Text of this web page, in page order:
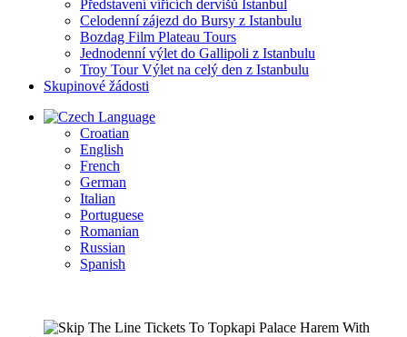
Představení vířících dervišů Istanbul
Celodenní zájezd do Bursy z Istanbulu
Bozdag Film Plateau Tours
Jednodenní výlet do Gallipoli z Istanbulu
Troy Tour Výlet na celý den z Istanbulu
Skupinové žádosti
Language
Croatian
English
French
German
Italian
Portuguese
Romanian
Russian
Spanish